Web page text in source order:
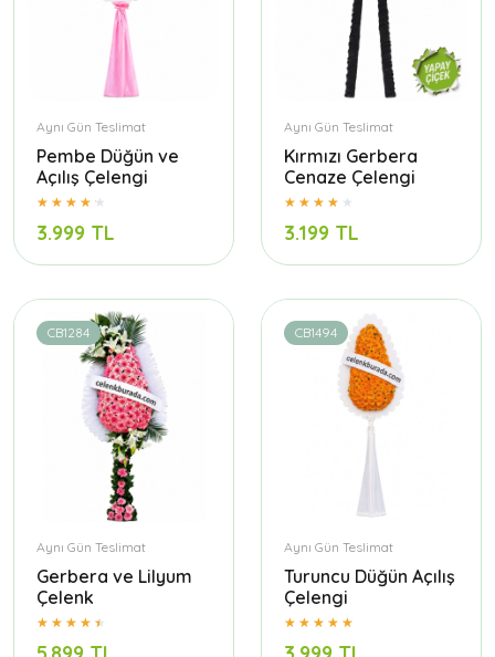
Aynı Gün Teslimat
Pembe Düğün ve
Açılış Çelengi
3.999 TL
Aynı Gün Teslimat
Kırmızı Gerbera
Cenaze Çelengi
3.199 TL
CB1284
Aynı Gün Teslimat
Gerbera ve Lilyum
Çelenk
CB1494
Aynı Gün Teslimat
Turuncu Düğün Açılış
Çelengi